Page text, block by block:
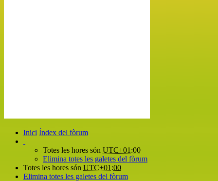
Inici Índex del fòrum
Totes les hores són UTC+01:00
Elimina totes les galetes del fòrum
Totes les hores són UTC+01:00
Elimina totes les galetes del fòrum